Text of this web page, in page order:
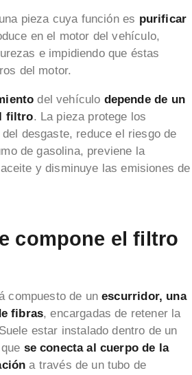
pieza cuya función es purificar
en el motor del vehículo,
e impidiendo que éstas
del motor.
del vehículo depende de un
filtro. La pieza protege los
desgaste, reduce el riesgo de
de gasolina, previene la
y disminuye las emisiones de
compone el filtro
compuesto de unescurridor, una
fibras, encargadas de retener la
estar instalado dentro de un
se conecta al cuerpo de la
a través de un tubo de